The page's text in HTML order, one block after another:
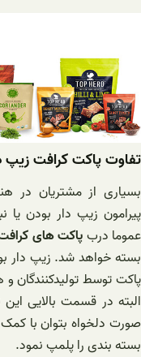
تفاوت پاکت کرافت زیپ
بسیاری از مشتریان در
پیرامون زیپ دار بودن یا
عموما دربپاکت های
بسته خواهد شد. زیپ دار
پاکت توسط
البته در قسمت بالایی
صورت دلخواه بتوان با
بسته بندی را پلمپ نمود.